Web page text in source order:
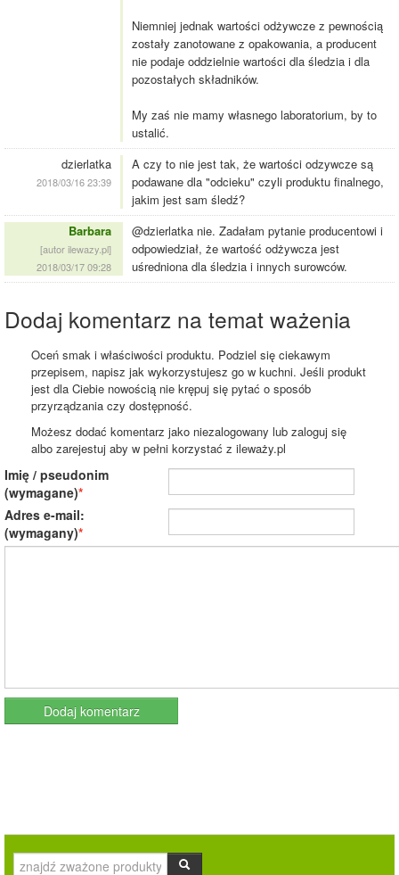
Niemniej jednak wartości odżywcze z pewnością
zostały zanotowane z opakowania, a producent
nie podaje oddzielnie wartości dla śledzia i dla
pozostałych składników.
My zaś nie mamy własnego laboratorium, by to
ustalić.
dzierlatka
2018/03/16 23:39
A czy to nie jest tak, że wartości odzywcze są
podawane dla "odcieku" czyli produktu finalnego,
jakim jest sam śledź?
Barbara
[autor ilewazy.pl]
2018/03/17 09:28
@dzierlatka nie. Zadałam pytanie producentowi i
odpowiedział, że wartość odżywcza jest
uśredniona dla śledzia i innych surowców.
Dodaj komentarz na temat ważenia
Oceń smak i właściwości produktu. Podziel się ciekawym
przepisem, napisz jak wykorzystujesz go w kuchni. Jeśli produkt
jest dla Ciebie nowością nie krępuj się pytać o sposób
przyrządzania czy dostępność.
Możesz dodać komentarz jako niezalogowany lub zaloguj się
albo zarejestuj aby w pełni korzystać z ileważy.pl
Imię / pseudonim
(wymagane)
Adres e-mail:
(wymagany)